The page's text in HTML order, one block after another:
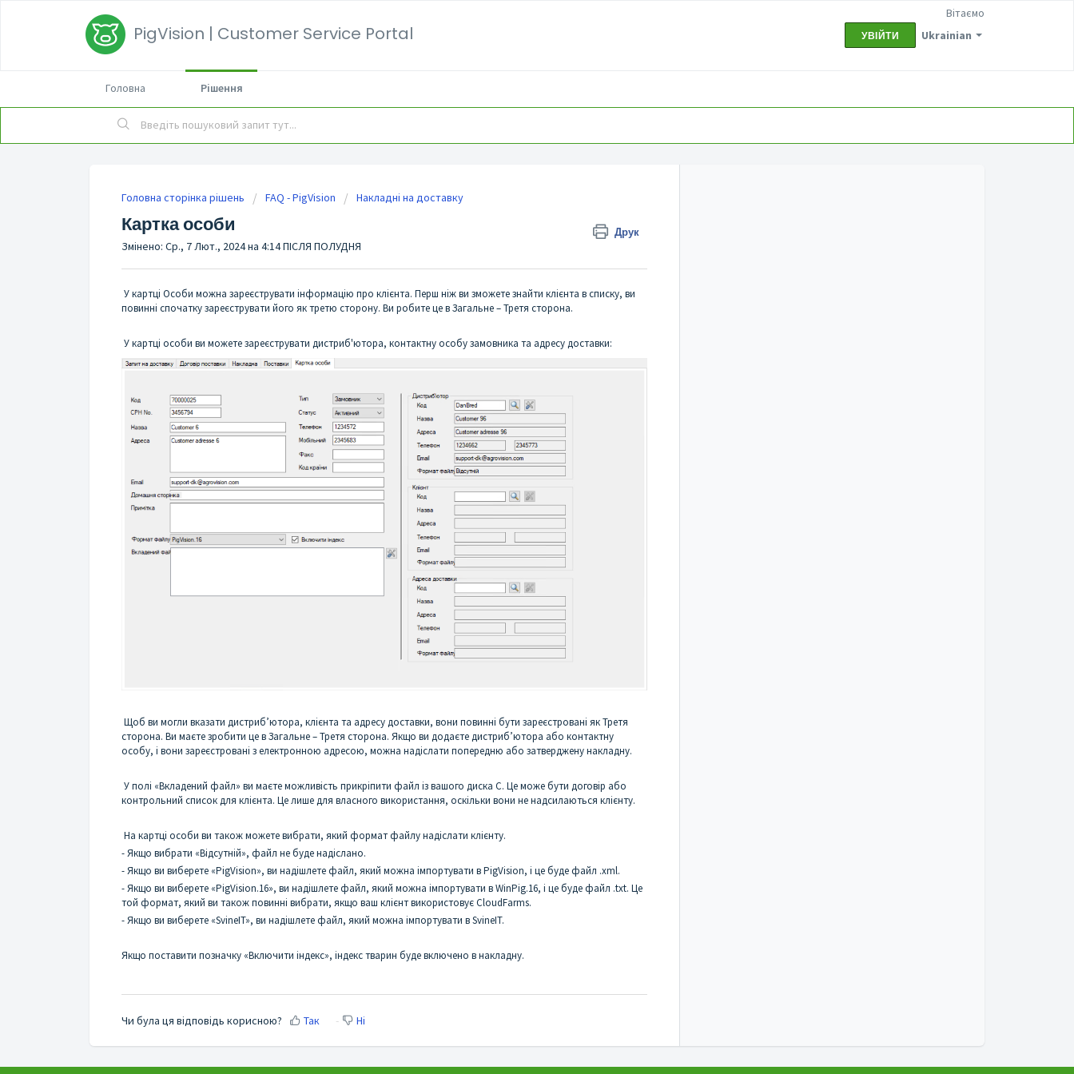
PigVision | Customer Service Portal Ukrainian
Вітаємо
УВІЙТИ
Головна Рішення
Головна сторінка рішень FAQ - PigVision Накладні на доставку
Картка особи Друк
Змінено: Ср., 7 Лют., 2024 на 4:14 ПІСЛЯ ПОЛУДНЯ
У картці Особи можна зареєструвати інформацію про клієнта. Перш ніж ви зможете знайти клієнта в списку, ви
повинні спочатку зареєструвати його як третю сторону. Ви робите це в Загальне – Третя сторона.
У картці особи ви можете зареєструвати дистриб'ютора, контактну особу замовника та адресу доставки:
Щоб ви могли вказати дистриб’ютора, клієнта та адресу доставки, вони повинні бути зареєстровані як Третя
сторона. Ви маєте зробити це в Загальне – Третя сторона. Якщо ви додаєте дистриб’ютора або контактну
особу, і вони зареєстровані з електронною адресою, можна надіслати попередню або затверджену накладну.
У полі «Вкладений файл» ви маєте можливість прикріпити файл із вашого диска C. Це може бути договір або
контрольний список для клієнта. Це лише для власного використання, оскільки вони не надсилаються клієнту.
На картці особи ви також можете вибрати, який формат файлу надіслати клієнту.
- Якщо вибрати «Відсутній», файл не буде надіслано.
- Якщо ви виберете «PigVision», ви надішлете файл, який можна імпортувати в PigVision, і це буде файл .xml.
- Якщо ви виберете «PigVision.16», ви надішлете файл, який можна імпортувати в WinPig.16, і це буде файл .txt. Це
той формат, який ви також повинні вибрати, якщо ваш клієнт використовує CloudFarms.
- Якщо ви виберете «SvineIT», ви надішлете файл, який можна імпортувати в SvineIT.
Якщо поставити позначку «Включити індекс», індекс тварин буде включено в накладну.
Чи була ця відповідь корисною? Так Ні